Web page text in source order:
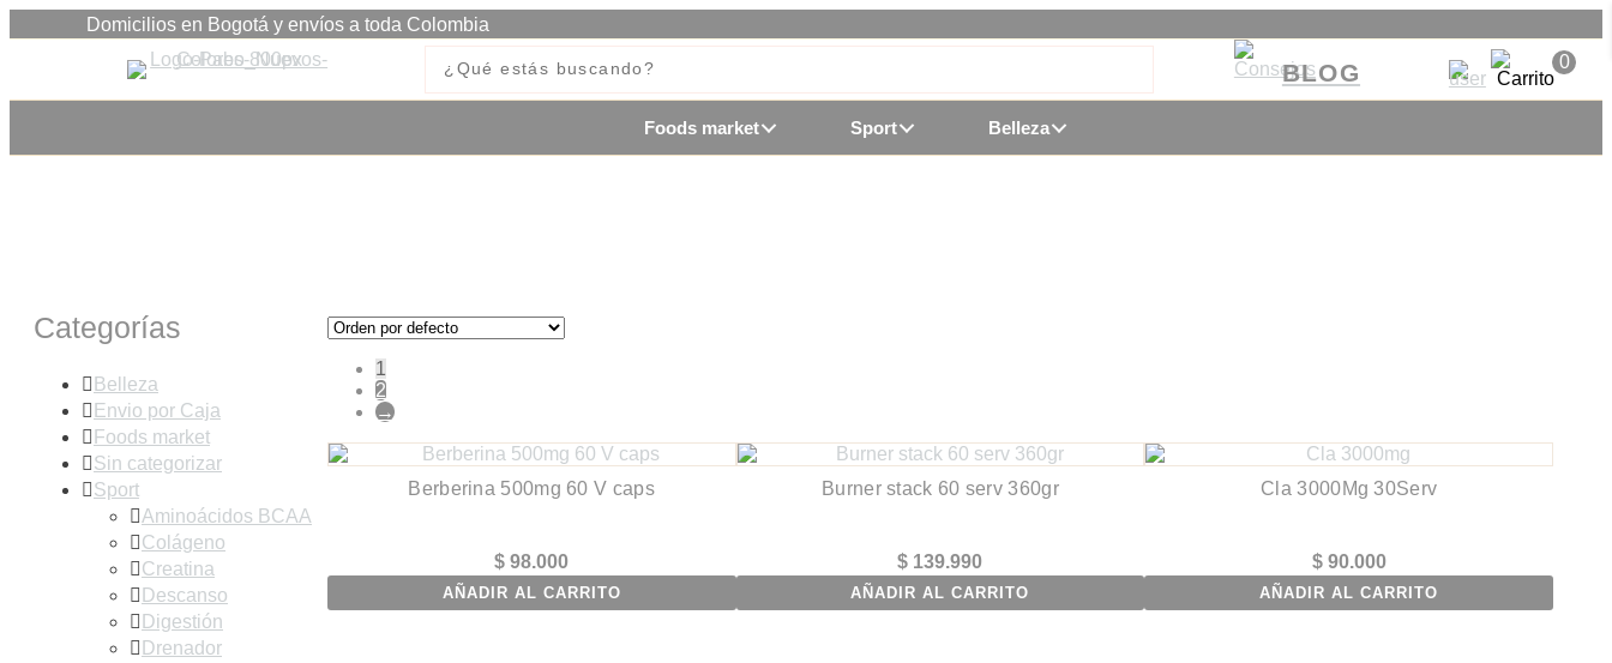
Domicilios en Bogotá y envíos a toda Colombia
BLOG 0
Foods market Sport Belleza
Categorías
Belleza
Envio por Caja
Foods market
Sin categorizar
Sport
Aminoácidos BCAA
Colágeno
Creatina
Descanso
Digestión
Drenador
1
2
→
Berberina 500mg 60 V caps
$ 98.000
AÑADIR AL CARRITO
Burner stack 60 serv 360gr
$ 139.990
AÑADIR AL CARRITO
Cla 3000Mg 30Serv
$90.000
AÑADIR AL CARRITO